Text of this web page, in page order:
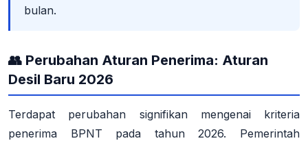
bulan.
👥 Perubahan Aturan Penerima: Aturan
Desil Baru 2026
Terdapat perubahan signifikanmengenai kriteria
penerima BPNT pada tahun 2026. Pemerintah